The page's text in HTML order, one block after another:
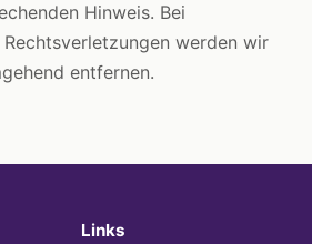
Hinweis. Bei
werden wir
entfernen.
Links